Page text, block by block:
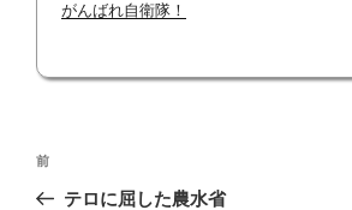
がんばれ自衛隊！
投
前
の
前
テロに屈した農水省